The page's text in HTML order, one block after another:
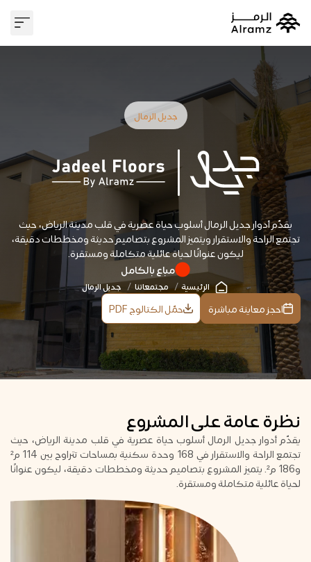
جديل الرمال
يقدّم أدوار جديل الرمال أسلوب حياة عصرية في قلب مدينة الرياض، حيث
تجتمع الراحة والاستقرار ويتميز المشروع بتصاميم حديثة ومخططات دقيقة،
ليكون عنوانًا لحياة عائلية متكاملة ومستقرة.
مباع بالكامل
الرئيسية مجتمعاتنا جديل الرمال
احجز معاينة مباشرة حمّل الكتالوج PDF
نظرة عامة على المشروع
يقدّم أدوار جديل الرمال أسلوب حياة عصرية في قلب مدينة الرياض، حيث
تجتمع الراحة والاستقرار في 168 وحدة سكنية بمساحات تتراوح بين 114 م²
و186 م². يتميز المشروع بتصاميم حديثة ومخططات دقيقة، ليكون عنوانًا
لحياة عائلية متكاملة ومستقرة.